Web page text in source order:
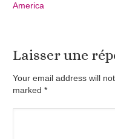
America
Laisser une
Your email address will
marked*